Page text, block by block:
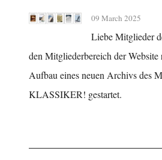
09 March 2025
Liebe Mitglieder
den Mitgliederbereich der
Aufbau eines neuen Archivs des
KLASSIKER! gestartet.